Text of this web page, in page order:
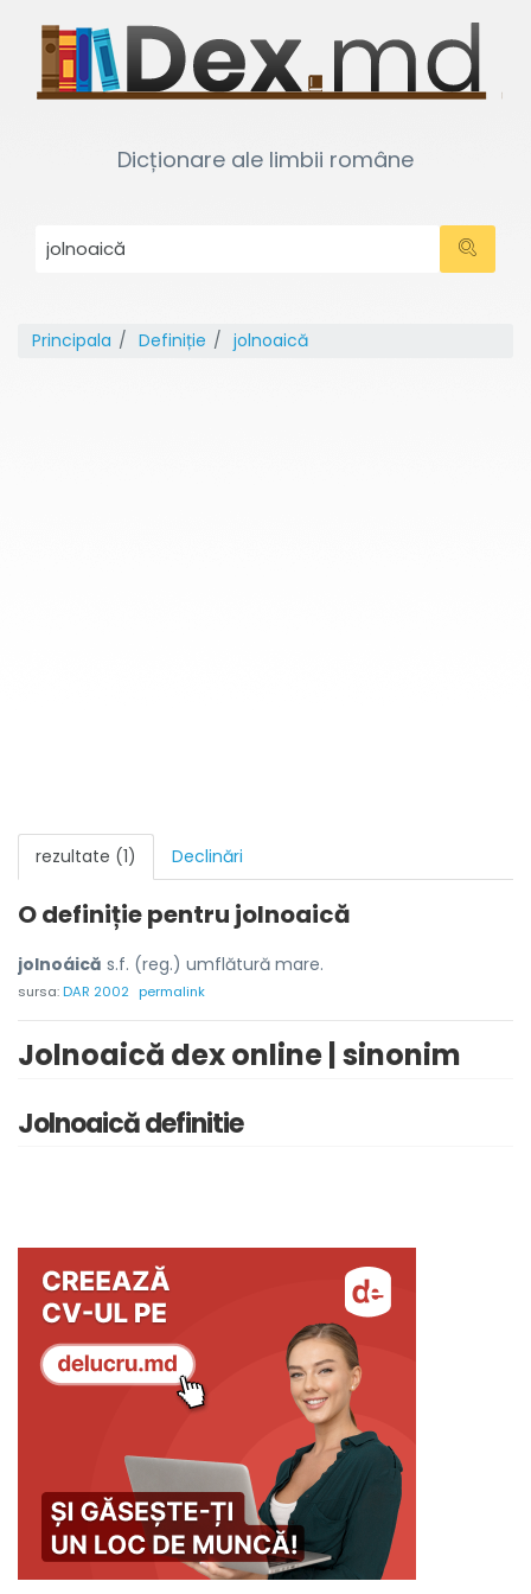
Dicționare ale limbii române
Principala Definiție jolnoaică
rezultate (1) Declinări
O definiție pentru jolnoaică
jolnoáică s.f. (reg.) umflătură mare.
sursa:DAR 2002 permalink
Jolnoaică dex online | sinonim
Jolnoaică definitie